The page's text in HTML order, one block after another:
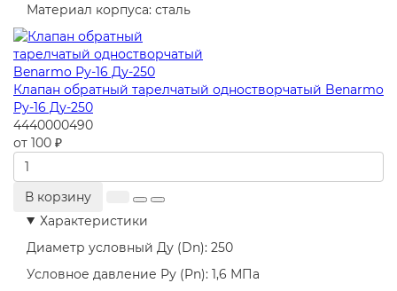
Материал корпуса: сталь
Клапан обратный тарелчатый одностворчатый Benarmo
Ру-16 Ду-250
4440000490
от 100 ₽
В корзину
Характеристики
Диаметр условный Ду (Dn): 250
Условное давление Ру (Pn): 1,6 МПа